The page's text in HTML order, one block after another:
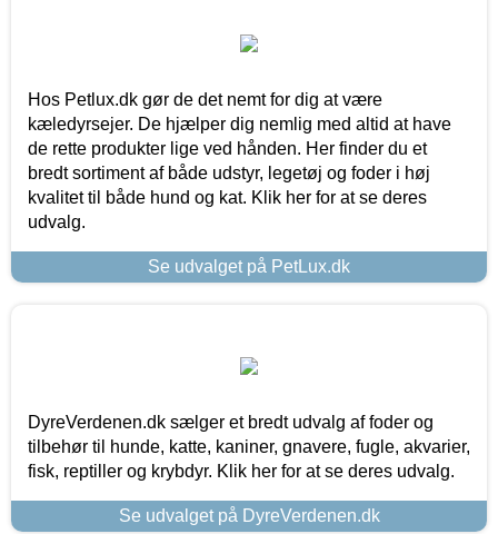
Hos Petlux.dk gør de det nemt for dig at være
kæledyrsejer. De hjælper dig nemlig med altid at have
de rette produkter lige ved hånden. Her finder du et
bredt sortiment af både udstyr, legetøj og foder i høj
kvalitet til både hund og kat. Klik her for at se deres
udvalg.
Se udvalget på PetLux.dk
DyreVerdenen.dk sælger et bredt udvalg af foder og
tilbehør til hunde, katte, kaniner, gnavere, fugle, akvarier,
fisk, reptiller og krybdyr. Klik her for at se deres udvalg.
Se udvalget på DyreVerdenen.dk